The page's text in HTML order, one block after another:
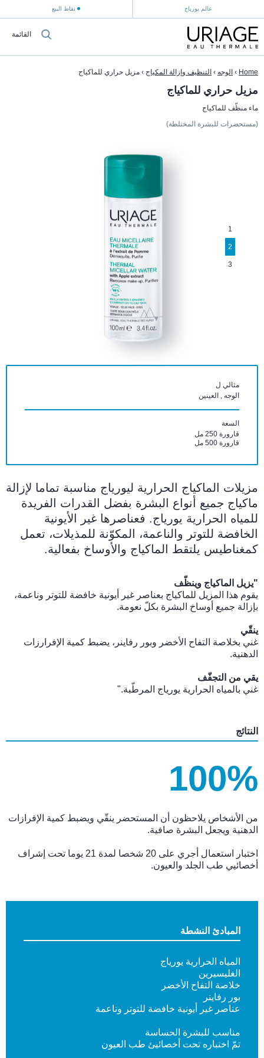
عالم يورياج نقاط البيع
القائمة
Home
› الوجه › التنظيف وإزالة المكياج › مزيل حراري للماكياج
مزيل حراري للماكياج
ماء منظّف للماكياج
(مستحضرات للبشرة المختلطة)
1
2
3
مثالي ل
الوجه , العينين
السعة
قارورة 250 مل
قارورة 500 مل
مزيلات الماكياج الحرارية ليورياج مناسبة تماما لإزالة
ماكياج جميع أنواع البشرة بفضل القدرات الفريدة
للمياه الحرارية يورياج. فعناصرها غير الأيونية
الخافضة للتوتر والناعمة، المكوّنة للمذيلات، تعمل
كمغناطيس يلتقط الماكياج والأوساخ بفعالية.
"يزيل الماكياج وينظّف
يقوم هذا المزيل للماكياج بعناصر غير أيونية خافضة للتوتر وناعمة،
بإزالة جميع أوساخ البشرة بكلّ نعومة.
ينقّي
غني بخلاصة التفاح الأخضر وبور رفاينر، يضبط كمية الإفرارزات
الدهنية.
يقي من التجفّف
غني بالمياه الحرارية يورياج المرطّبة."
النتائج
100%
من الأشخاص يلاحظون أن المستحضر ينقّي ويضبط كمية الإفرازات
الدهنية ويجعل البشرة صافية.
اختبار استعمال أجري على 20 شخصا لمدة 21 يوما تحت إشراف
أخصائيي طب الجلد والعيون.
المبادئ النشطة
المياه الحرارية يورياج
الغليسيرين
خلاصة التفاح الأخضر
بور رفاينر
عناصر غير أيونية خافضة للتوتر وناعمة
مناسب للبشرة الحساسة
تمّ اختباره تحت أخصائيئ طب العيون